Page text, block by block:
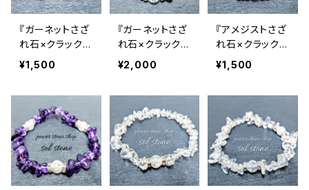
『ガーネットさざ
れ石×クラック水
晶』天然石パワ
ーストーンブレ
¥1,500
『ガーネットさざ
れ石×クラック水
晶３つ』天然石パ
ワーストーンブレ
¥2,000
『アメジストさざ
れ石×クラック水
晶』天然石パワ
ーストーンブレ
¥1,500